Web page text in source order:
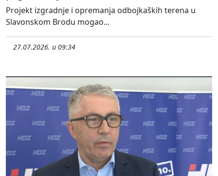
Projekt izgradnje i opremanja odbojkaških terena u
Slavonskom Brodu mogao...
27.07.2026. u 09:34